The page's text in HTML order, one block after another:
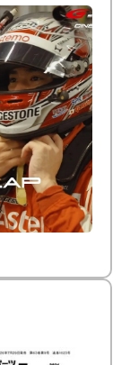
野村勇斗
sport】